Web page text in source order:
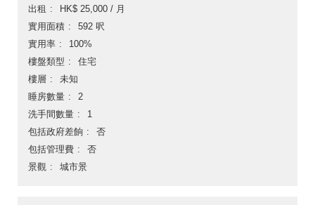
出租
HK$ 25,000 / 月
實用面積
592 呎
實用率
100%
樓盤類型
住宅
樓層
未知
睡房數量
2
洗手間數量
1
包括政府差餉
否
包括管理費
否
景觀
城市景